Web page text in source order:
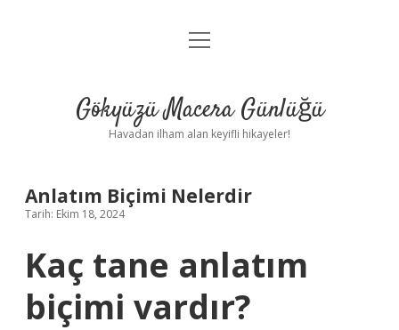
Anasayfa
Yasal Uyarı
menüyü
Gökyüzü Macera Günlüğü
Havadan ilham alan keyifli hikayeler!
Anlatım Biçimi Nelerdir
Tarih: Ekim 18, 2024
Kaç tane anlatım
biçimi vardır?